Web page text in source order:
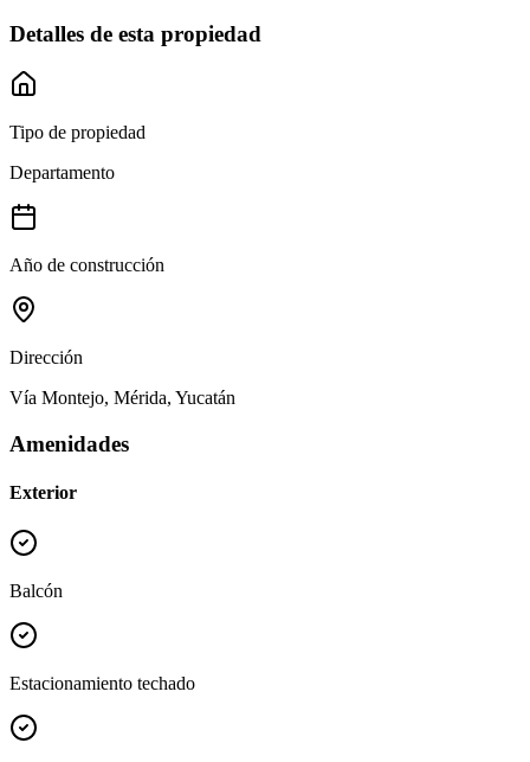
Detalles de esta propiedad
Tipo de propiedad
Departamento
Año de construcción
Dirección
Vía Montejo, Mérida, Yucatán
Amenidades
Exterior
Balcón
Estacionamiento techado